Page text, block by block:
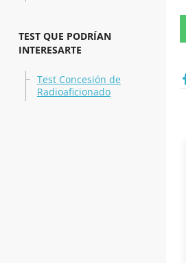
TEST QUE PODRÍAN
INTERESARTE
Test Concesión de
Radioaficionado